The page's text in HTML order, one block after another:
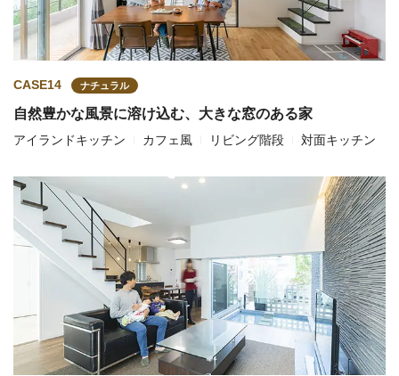
CASE14 ナチュラル
自然豊かな風景に溶け込む、大きな窓のある家
アイランドキッチン カフェ風 リビング階段 対面キッチン